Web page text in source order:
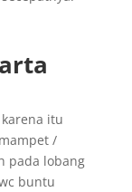
itu
/
pada lobang
buntu